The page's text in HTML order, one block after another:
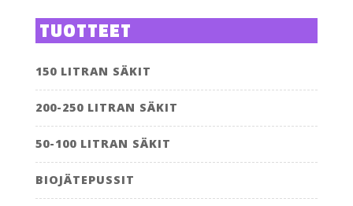
TUOTTEET
150 LITRAN SÄKIT
200-250 LITRAN SÄKIT
50-100 LITRAN SÄKIT
BIOJÄTEPUSSIT